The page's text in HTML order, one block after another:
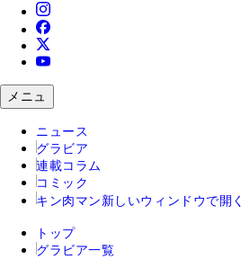
メニュ
ニュース
グラビア
連載コラム
コミック
キン肉マン 新しいウィンドウで開く
トップ
グラビア一覧